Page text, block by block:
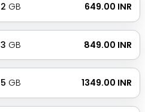
2 GB ₹ 649.00 INR
3 GB ₹ 849.00 INR
5 GB ₹ 1349.00 INR